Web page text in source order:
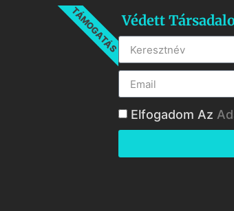
TÁMOGATÁSVédett
Elfogadom Az